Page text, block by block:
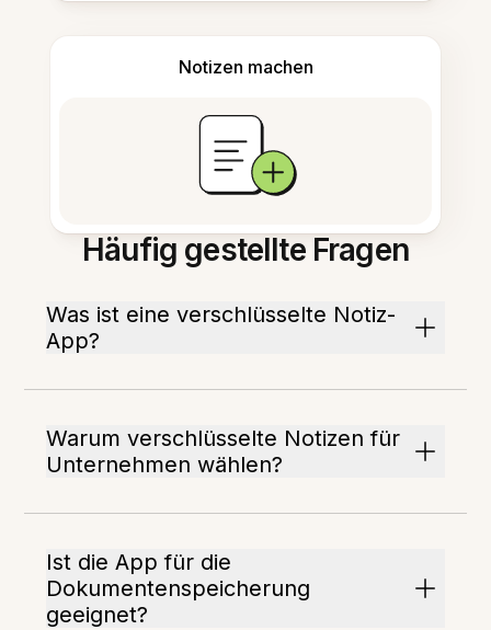
Notizen machen
Häufig gestellte Fragen
Was ist eine verschlüsselte Notiz-
App?
Warum verschlüsselte Notizen für
Unternehmen wählen?
Ist die App für die
Dokumentenspeicherung
geeignet?